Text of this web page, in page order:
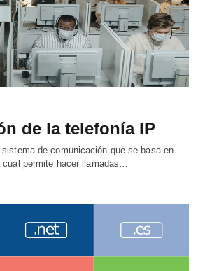
de la telefonía IP
de comunicación que se basa en
cual permite hacer llamadas…